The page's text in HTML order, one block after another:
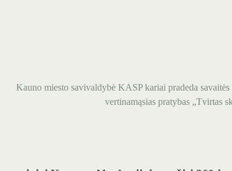
Kauno miesto savivaldybė KASP kariai pradeda savaitės
vertinamąsias pratybas „Tvirtas